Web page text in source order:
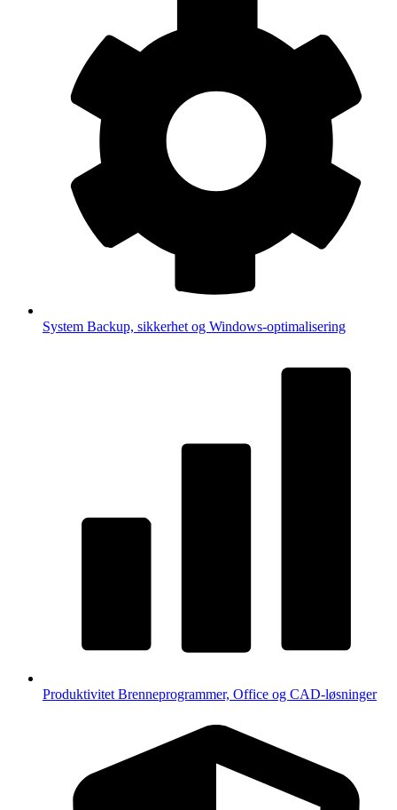
System Backup, sikkerhet og Windows-optimalisering
Produktivitet Brenneprogrammer, Office og CAD-løsninger